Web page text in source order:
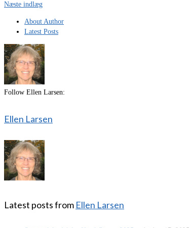
Næste indlæg
About Author
Latest Posts
Follow Ellen Larsen:
Ellen Larsen
Latest posts from Ellen Larsen